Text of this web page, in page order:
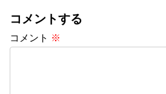
コメントする
コメント ※